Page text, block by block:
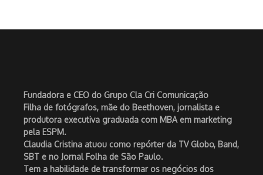
Fundadora e CEO do Grupo Cla Cri Comunicação
Filha de fotógrafos, mãe do Beethoven, jornalista e
produtora executiva graduada com MBA em marketing
pela ESPM.
Claudia Cristina atuou como repórter da TV Globo, Band,
SBT e no Jornal Folha de São Paulo.
Tem a habilidade de transformar os negócios dos